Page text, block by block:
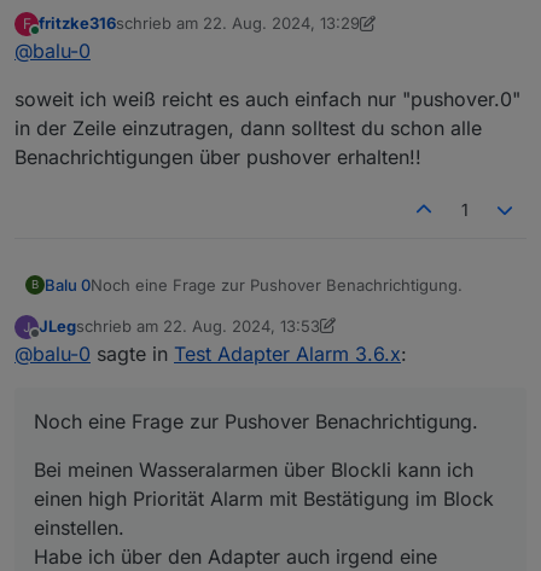
pushover.
Pushover läüft :
?
Danke für eure Hilfe !
nimm nicht das PLUS sondern tippe telegram.0 (also die
F
Online
fritzke316schrieb am 22. Aug. 2024, 13:29
zuletzt editiert von fritzke316
@balu-0
soweit ich weiß reicht es auch einfach nur "pushover.0"
in der Zeile einzutragen, dann solltest du schon alle
Benachrichtigungen über pushover erhalten!!
1
B Balu 0Noch eine Frage zur Pushover Benachrichtigung.
Bei meinen Wasseralarmen über Blockli kann ich einen
high Priorität Alarm mit Bestätigung im Block einstellen.
Offline
JLegschrieb am 22. Aug. 2024, 13:53
zuletzt editiert von JLeg
@balu-0 sagte in Test Adapter Alarm 3.6.x:
Noch eine Frage zur Pushover Benachrichtigung.
Bei meinen Wasseralarmen über Blockli kann ich
einen high Priorität Alarm mit Bestätigung im Block
einstellen.
Habe ich über den Adapter auch irgend eine